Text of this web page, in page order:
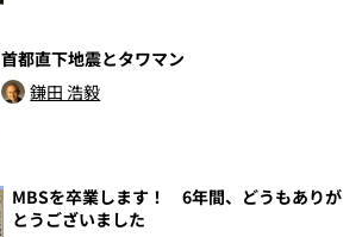
首都直下地震とタワマン
鎌田 浩毅
MBSを卒業します！ 6年間、どうもありが
とうございました